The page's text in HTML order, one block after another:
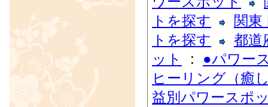
トを探す
関東
トを探す
都道
ット
: ●パワー
ヒーリング（癒
益別パワースポ